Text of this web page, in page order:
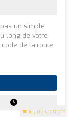
5 (106 Opinions)
un simple
long de votre
de la route